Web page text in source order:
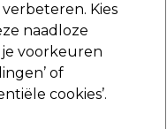
Brush Flex Matte
Kies
naadloze
voorkeuren
of
cookies’.